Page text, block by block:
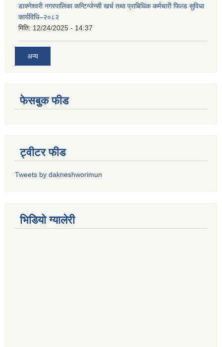
डाक्नेश्वरी नगरपालिका कन्टिन्जेन्सी खर्च तथा प्राबिधिक कर्मचारी फिल्ड सुविधा
कार्यविधि–२०८२
मिति: 12/24/2025 - 14:37
अन्य
फेसबुक फीड
ट्वीटर फीड
Tweets by dakneshworimun
भिडियाे ग्यालेरी